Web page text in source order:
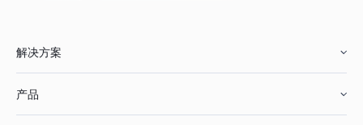
解决方案
产品